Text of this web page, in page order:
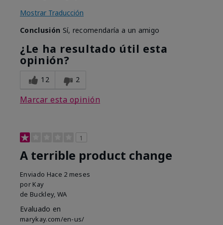
Mostrar Traducción
Conclusión Sí, recomendaría a un amigo
¿Le ha resultado útil esta
opinión?
12 2
Marcar esta opinión
1
A terrible product change
Enviado Hace 2 meses
por Kay
de Buckley, WA
Evaluado en
marykay.com/en-us/